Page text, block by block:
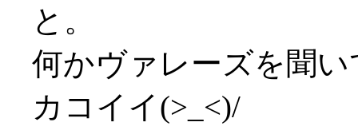
と。
何かヴァレーズを聞
カコイイ(>_<)/